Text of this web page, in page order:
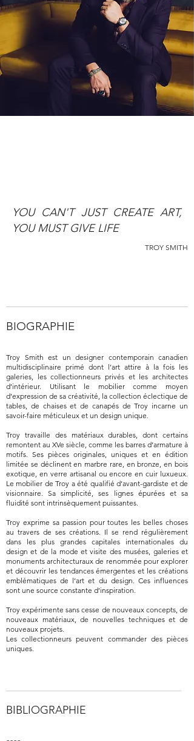
YOU CAN'T JUST CREATE ART,
YOU MUST GIVE LIFE
TROY SMITH
BIOGRAPHIE
Troy Smith est un designer contemporain canadien
multidisciplinaire primé dont l’art attire à la fois les
galeries, les collectionneurs privés et les architectes
d’intérieur. Utilisant le mobilier comme moyen
d’expression de sa créativité, la collection éclectique de
tables, de chaises et de canapés de Troy incarne un
savoir-faire méticuleux et un design unique.
Troy travaille des matériaux durables, dont certains
remontent au XVe siècle, comme les barres d’armature à
motifs. Ses pièces originales, uniques et en édition
limitée se déclinent en marbre rare, en bronze, en bois
exotique, en verre artisanal ou encore en cuir luxueux.
Le mobilier de Troy a été qualifié d’avant-gardiste et de
visionnaire. Sa simplicité, ses lignes épurées et sa
fluidité sont intrinsèquement puissantes.
Troy exprime sa passion pour toutes les belles choses
au travers de ses créations. Il se rend régulièrement
dans les plus grandes capitales internationales du
design et de la mode et visite des musées, galeries et
monuments architecturaux de renommée pour explorer
et découvrir les tendances émergentes et les créations
emblématiques de l’art et du design. Ces influences
sont une source constante d’inspiration.
Troy expérimente sans cesse de nouveaux concepts, de
nouveaux matériaux, de nouvelles techniques et de
nouveaux projets.
Les collectionneurs peuvent commander des pièces
uniques.
BIBLIOGRAPHIE